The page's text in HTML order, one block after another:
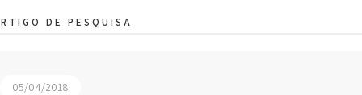
DE PESQUISA
05/04/2018